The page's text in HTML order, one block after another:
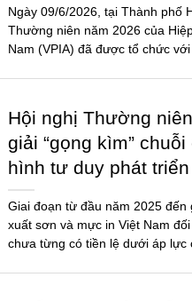
Ngày 09/6/2026, tại Thành phố
Thường niên năm 2026 của
Nam (VPIA) đã được tổ chức
Hội nghị Thường
giải “gọng kìm”
hình tư duy phát
Giai đoạn từ đầu năm 2025
xuất sơn và mực in Việt Nam
chưa từng có tiền lệ dưới áp lực